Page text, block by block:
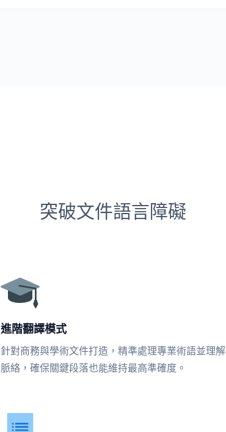
突破文件語言障礙
進階翻譯模式
針對商務與學術文件打造，精準處理專業術語並理解
脈絡，確保關鍵段落也能維持最高準確度。